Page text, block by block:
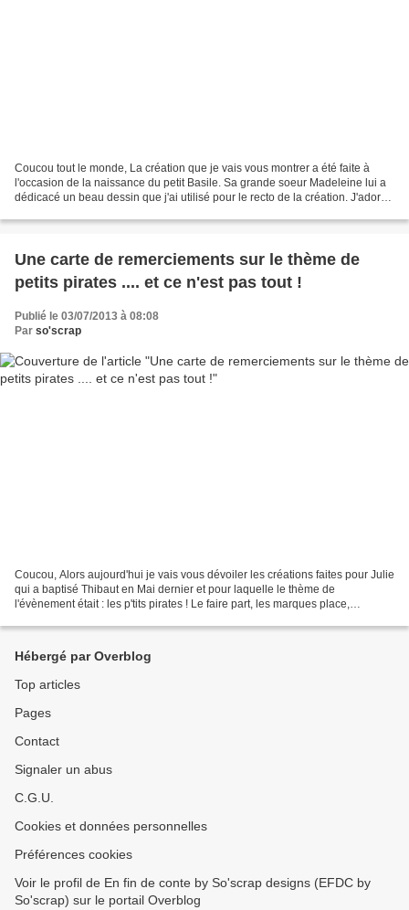
Coucou tout le monde, La création que je vais vous montrer a été faite à
l'occasion de la naissance du petit Basile. Sa grande soeur Madeleine lui a
dédicacé un beau dessin que j'ai utilisé pour le recto de la création. J'adore
Une carte de remerciements sur le thème de
petits pirates .... et ce n'est pas tout !
Publié le 03/07/2013 à 08:08
Par so'scrap
Coucou, Alors aujourd'hui je vais vous dévoiler les créations faites pour Julie
qui a baptisé Thibaut en Mai dernier et pour laquelle le thème de
l'évènement était : les p'tits pirates ! Le faire part, les marques place,
Hébergé par Overblog
Top articles
Pages
Contact
Signaler un abus
C.G.U.
Cookies et données personnelles
Préférences cookies
Voir le profil de En fin de conte by So'scrap designs (EFDC by
So'scrap) sur le portail Overblog